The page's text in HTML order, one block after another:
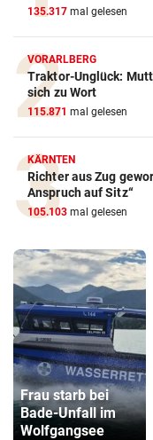
135.317 mal gelesen
VORARLBERG
Traktor-Unglück:
sich zu Wort
115.871 mal gelesen
KÄRNTEN
Richter aus Zug
Anspruch auf Sitz“
105.103 mal gelesen
Frau starb bei
Bade-Unfall im
Wolfgangsee